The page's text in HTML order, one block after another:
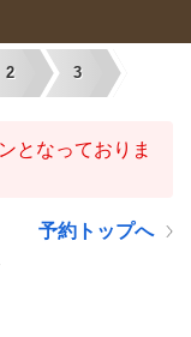
2 3
となっておりま
予約トップへ